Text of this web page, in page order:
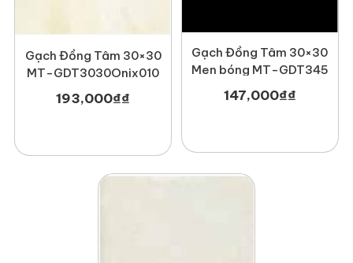
Gạch Đồng Tâm 30×30
MT-GDT3030Onix010
193,000₫₫
Gạch Đồng Tâm 30×30
Men bóng MT-GDT345
147,000₫₫